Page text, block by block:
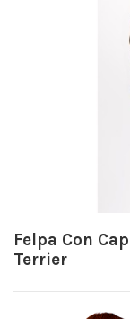
Felpa Con
Terrier